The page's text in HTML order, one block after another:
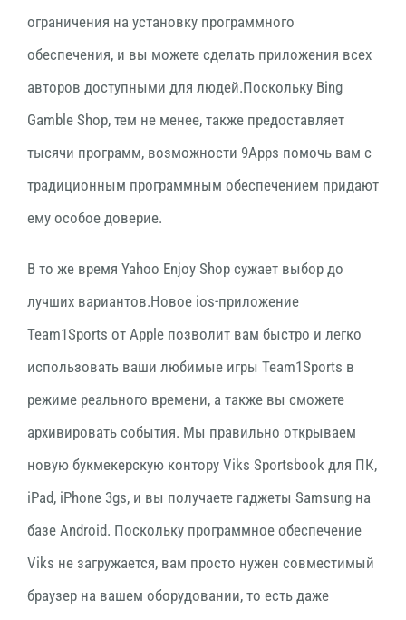
ограничения на установку программного
обеспечения, и вы можете сделать приложения всех
авторов доступными для людей.Поскольку Bing
Gamble Shop, тем не менее, также предоставляет
тысячи программ, возможности 9Apps помочь вам с
традиционным программным обеспечением придают
ему особое доверие.
В то же время Yahoo Enjoy Shop сужает выбор до
лучших вариантов.Новое ios-приложение
Team1Sports от Apple позволит вам быстро и легко
использовать ваши любимые игры Team1Sports в
режиме реального времени, а также вы сможете
архивировать события. Мы правильно открываем
новую букмекерскую контору Viks Sportsbook для ПК,
iPad, iPhone 3gs, и вы получаете гаджеты Samsung на
базе Android. Поскольку программное обеспечение
Viks не загружается, вам просто нужен совместимый
браузер на вашем оборудовании, то есть даже